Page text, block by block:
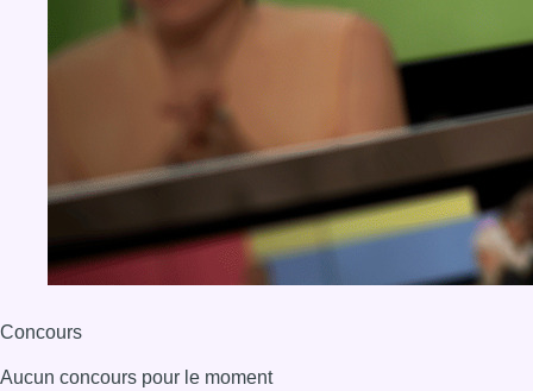
Aucun concours pour le moment